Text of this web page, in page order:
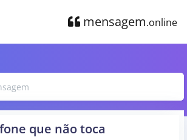
mensagem.online
que não toca